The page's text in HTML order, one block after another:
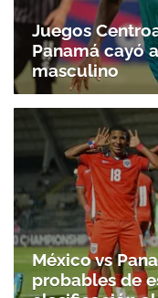
Gracias por
Juegos
Panamá cayó
masculino
México vs
probables de